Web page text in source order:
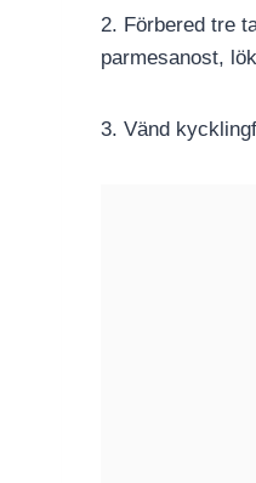
2. Förbered tre
parmesanost,
3. Vänd